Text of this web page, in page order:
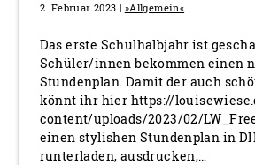
2. Februar 2023 | »Allgemein«
Das erste Schulhalbjahr ist
Schüler/innen bekommen einen
Stundenplan. Damit der auch
könnt ihr hier https://
content/uploads/2023/02/
einen stylishen Stundenplan in
runterladen, ausdrucken,…